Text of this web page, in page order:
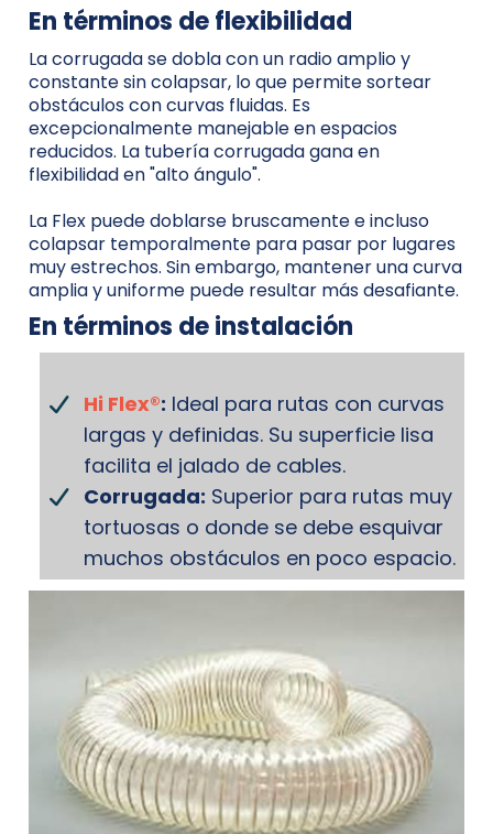
En términos de flexibilidad
La corrugada se dobla con un radio amplio y
constante sin colapsar, lo que permite sortear
obstáculos con curvas fluidas. Es
excepcionalmente manejable en espacios
reducidos. La tubería corrugada gana en
flexibilidad en "alto ángulo".
La Flex puede doblarse bruscamente e incluso
colapsar temporalmente para pasar por lugares
muy estrechos. Sin embargo, mantener una curva
amplia y uniforme puede resultar más desafiante.
En términos de instalación
Hi Flex®: Ideal para rutas con curvas
largas y definidas. Su superficie lisa
facilita el jalado de cables.
Corrugada: Superior para rutas muy
tortuosas o donde se debe esquivar
muchos obstáculos en poco espacio.